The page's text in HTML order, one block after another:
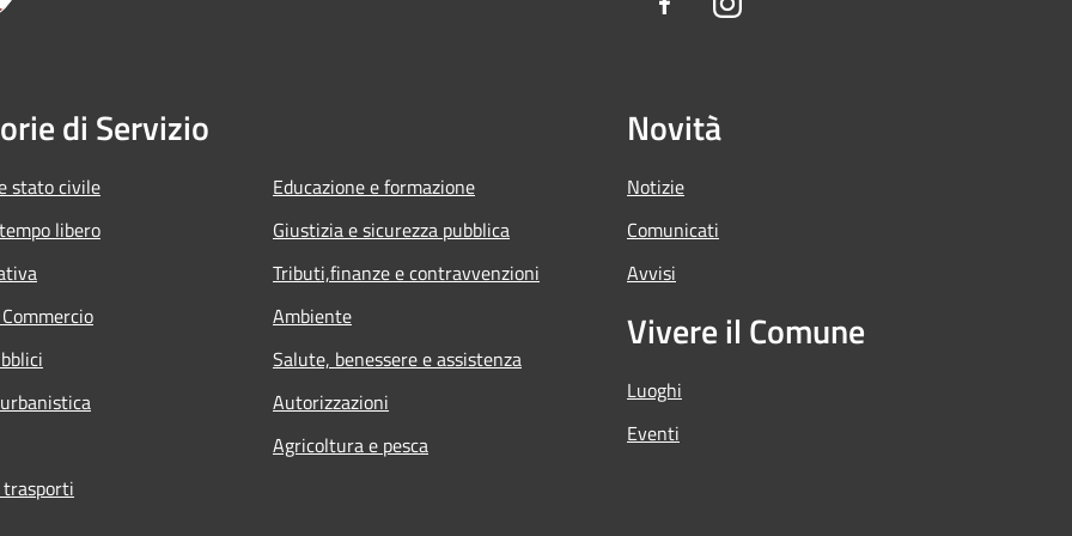
di Servizio
stato civile
libero
Educazione e formazione
Giustizia e sicurezza pubblica
Tributi,finanze e contravvenzioni
Ambiente
Salute, benessere e assistenza
Autorizzazioni
Agricoltura e pesca
Novità
Notizie
Comunicati
Avvisi
Vivere il Comune
Luoghi
Eventi